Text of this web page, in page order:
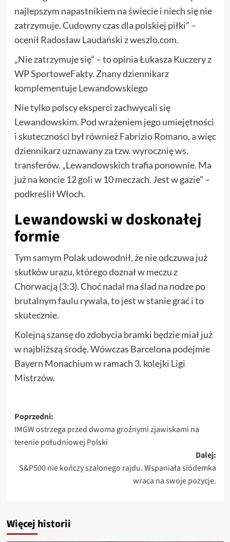
najlepszym napastnikiem na świecie i niech się nie
zatrzymuje. Cudowny czas dla polskiej piłki” –
ocenił Radosław Laudański z weszlo.com.
„Nie zatrzymuje się” – to opinia Łukasza Kuczery z
WP SportoweFakty. Znany dziennikarz
komplementuje Lewandowskiego
Nie tylko polscy eksperci zachwycali się
Lewandowskim. Pod wrażeniem jego umiejętności
i skuteczności był również Fabrizio Romano, a więc
dziennikarz uznawany za tzw. wyrocznię ws.
transferów. „Lewandowskich trafia ponownie. Ma
już na koncie 12 goli w 10 meczach. Jest w gazie” –
podkreślił Włoch.
Lewandowski w doskonałej
formie
Tym samym Polak udowodnił, że nie odczuwa już
skutków urazu, którego doznał w meczu z
Chorwacją (3:3). Choć nadal ma ślad na nodze po
brutalnym faulu rywala, to jest w stanie grać i to
skutecznie.
Kolejną szansę do zdobycia bramki będzie miał już
w najbliższą środę. Wówczas Barcelona podejmie
Bayern Monachium w ramach 3. kolejki Ligi
Mistrzów.
Zobacz
wpisy
Poprzedni:
IMGW ostrzega przed dwoma groźnymi zjawiskami na
terenie południowej Polski
Dalej:
S&P500 nie kończy szalonego rajdu. Wspaniała siódemka
wraca na swoje pozycje.
Więcej historii